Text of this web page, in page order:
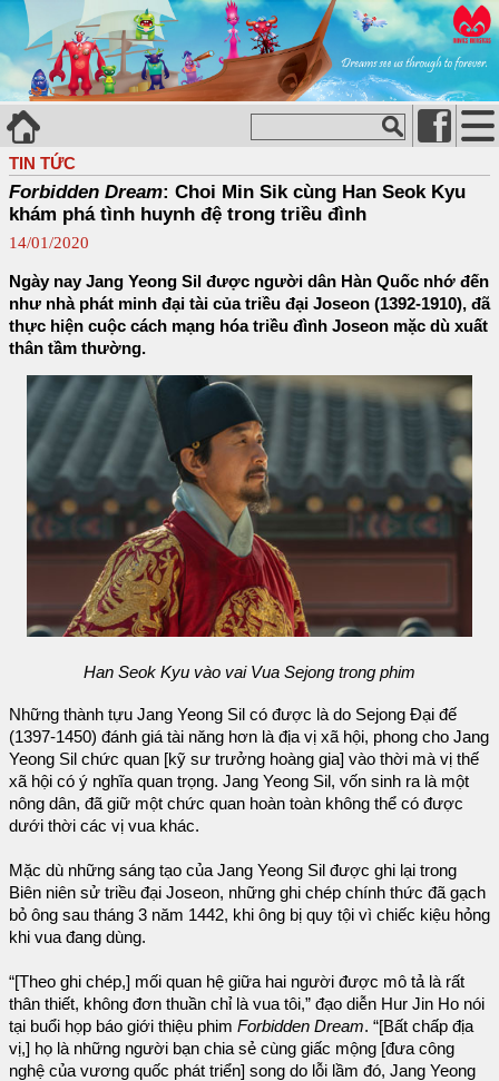
TIN TỨC
Forbidden Dream: Choi Min Sik cùng Han Seok Kyu
khám phá tình huynh đệ trong triều đình
14/01/2020
Ngày nay Jang Yeong Sil được người dân Hàn Quốc nhớ đến
như nhà phát minh đại tài của triều đại Joseon (1392-1910), đã
thực hiện cuộc cách mạng hóa triều đình Joseon mặc dù xuất
thân tầm thường.
Han Seok Kyu vào vai Vua Sejong trong phim
Những thành tựu Jang Yeong Sil có được là do Sejong Đại đế
(1397-1450) đánh giá tài năng hơn là địa vị xã hội, phong cho Jang
Yeong Sil chức quan [kỹ sư trưởng hoàng gia] vào thời mà vị thế
xã hội có ý nghĩa quan trọng. Jang Yeong Sil, vốn sinh ra là một
nông dân, đã giữ một chức quan hoàn toàn không thể có được
dưới thời các vị vua khác.
Mặc dù những sáng tạo của Jang Yeong Sil được ghi lại trong
Biên niên sử triều đại Joseon, những ghi chép chính thức đã gạch
bỏ ông sau tháng 3 năm 1442, khi ông bị quy tội vì chiếc kiệu hỏng
khi vua đang dùng.
“[Theo ghi chép,] mối quan hệ giữa hai người được mô tả là rất
thân thiết, không đơn thuần chỉ là vua tôi,” đạo diễn Hur Jin Ho nói
tại buổi họp báo giới thiệu phim Forbidden Dream. “[Bất chấp địa
vị,] họ là những người bạn chia sẻ cùng giấc mộng [đưa công
nghệ của vương quốc phát triển] song do lỗi lầm đó, Jang Yeong